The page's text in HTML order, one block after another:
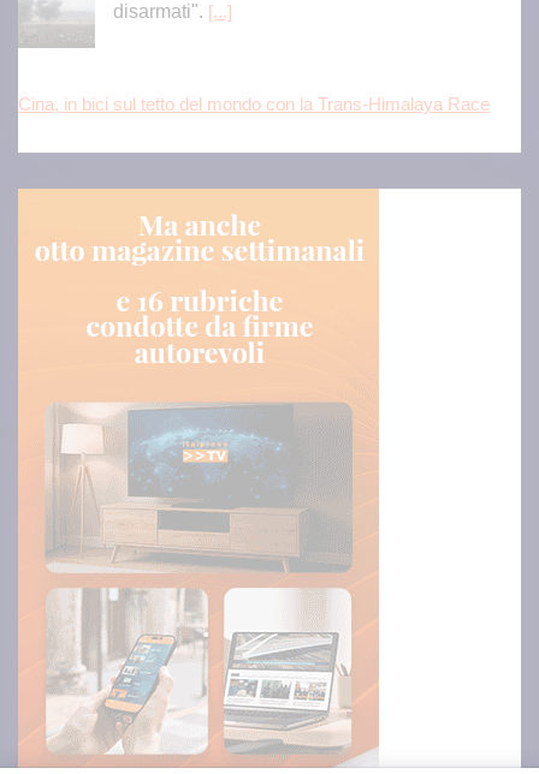
disarmati". [...]
Cina, in bici sul tetto del mondo con la Trans-Himalaya Race